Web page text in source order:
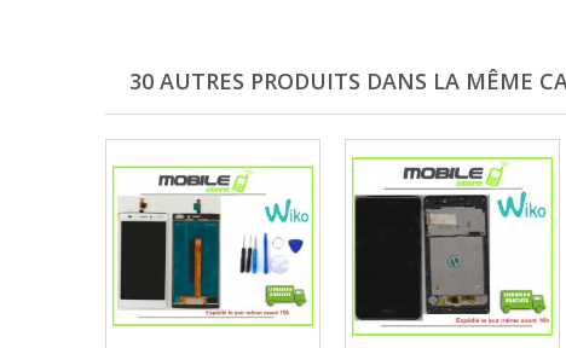
30 AUTRES PRODUITS DANS LA MÊME